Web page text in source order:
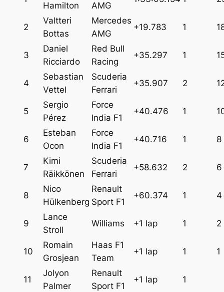
Hamilton
AMG
2
Valtteri
Bottas
Mercedes
AMG
+19.783 1
3
Daniel
Ricciardo
Red Bull
Racing
+35.297 1
4
Sebastian
Vettel
Scuderia
Ferrari
+35.907 2
5
Sergio
Pérez
Force
India F1
+40.476 1
6
Esteban
Ocon
Force
India F1
+40.716 1 8
7
Kimi
Räikkönen
Scuderia
Ferrari
+58.632 2 6
8
Nico
Hülkenberg
Renault
Sport F1
+60.374 1 4
9
Lance
Stroll
Williams +1 lap 1 2
10
Romain
Grosjean
Haas F1
Team
+1 lap 1 1
11
Jolyon
Palmer
Renault
Sport F1
+1 lap 1